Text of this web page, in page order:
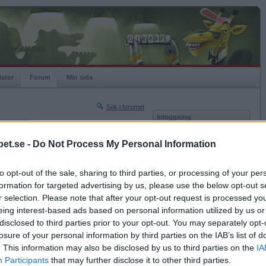
- Do Not Process My Personal Information
opt-out of the sale, sharing to third parties, or processing of your
for targeted advertising by us, please use the below opt-out
selection. Please note that after your opt-out request is processed
interest-based ads based on personal information utilized by us
to third parties prior to your opt-out. You may separately
of your personal information by third parties on the IAB’s list of
This information may also be disclosed by us to third parties on the
Participants that may further disclose it to other third parties.
Forum Min sida
Sök i forumet
Nästa sida »
2017-03-27 13:57
Inloggning
Kom ihåg mig
Glömt ditt lösenord?
Få ny aktiveringslänk
Betapet är gratis!